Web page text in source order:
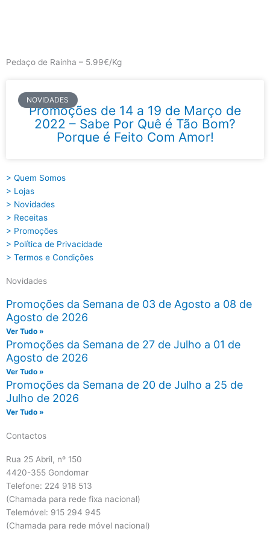
Pedaço de Rainha – 5.99€/Kg
NOVIDADES
Promoções de 14 a 19 de Março de
2022 – Sabe Por Quê é Tão Bom?
Porque é Feito Com Amor!
> Quem Somos
> Lojas
> Novidades
> Receitas
> Promoções
> Política de Privacidade
> Termos e Condições
Novidades
Promoções da Semana de 03 de Agosto a 08 de
Agosto de 2026
Ver Tudo »
Promoções da Semana de 27 de Julho a 01 de
Agosto de 2026
Ver Tudo »
Promoções da Semana de 20 de Julho a 25 de
Julho de 2026
Ver Tudo »
Contactos
Rua 25 Abril, nº 150
4420-355 Gondomar
Telefone: 224 918 513
(Chamada para rede fixa nacional)
Telemóvel: 915 294 945
(Chamada para rede móvel nacional)